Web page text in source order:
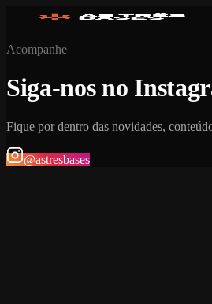
Acompanhe
Siga-nos no
Fique por dentro das novidades,
@astresbases